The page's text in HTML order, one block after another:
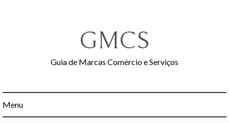
GMCS
Guia de Marcas Comércio e Serviços
Menu